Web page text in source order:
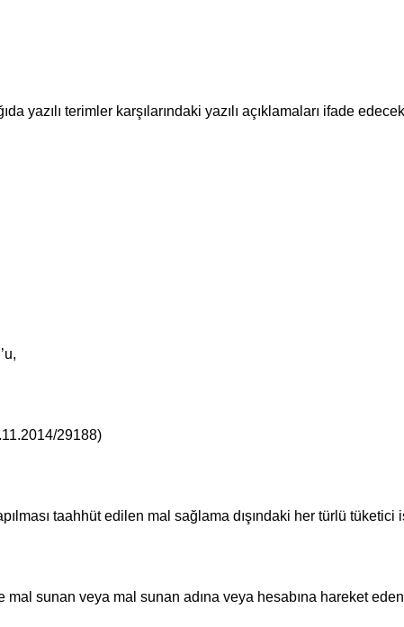
yazılı terimler karşılarındaki yazılı açıklamaları ifade
29188)
taahhüt edilen mal sağlama dışındaki her türlü
sunan veya mal sunan adına veya hesabına hareket